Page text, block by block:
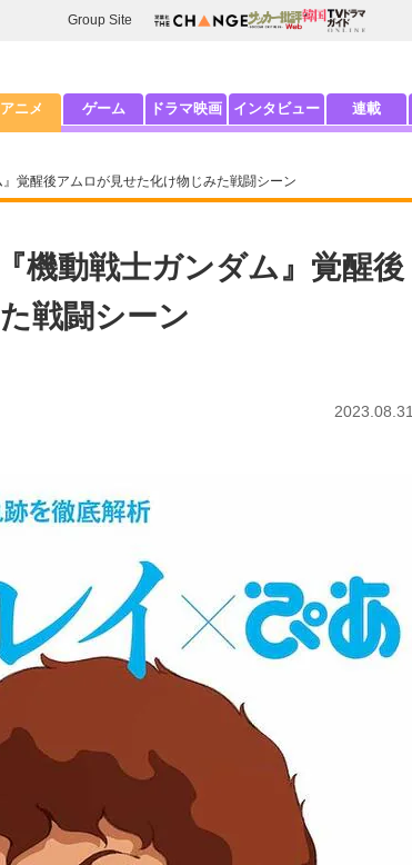
Group Site
アニメ ゲーム ドラマ映画 インタビュー 連載
覚醒後アムロが見せた化け物じみた戦闘シーン
機動戦士ガンダム』覚醒後
戦闘シーン
2023.08.31